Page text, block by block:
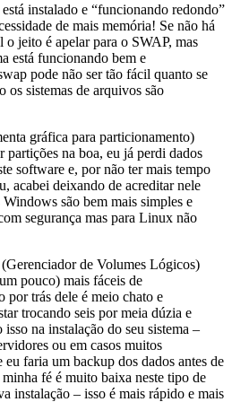
instalado e “funcionando redondo”
de mais memória! Se não há
o jeito é apelar para o SWAP, mas
está funcionando bem e
pode não ser tão fácil quanto se
sistemas de arquivos são
gráfica para particionamento)
partições na boa, eu já perdi dados
software e, por não ter mais tempo
acabei deixando de acreditar nele
são bem mais simples e
segurança mas para Linux não
de Volumes Lógicos)
pouco) mais fáceis de
por trás dele é meio chato e
trocando seis por meia dúzia e
na instalação do seu sistema –
ou em casos muitos
faria um backup dos dados antes de
fé é muito baixa neste tipo de
instalação – isso é mais rápido e mais